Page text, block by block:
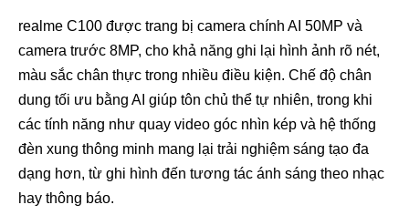
realme C100 được trang bị camera chính AI 50MP và
camera trước 8MP, cho khả năng ghi lại hình ảnh rõ nét,
màu sắc chân thực trong nhiều điều kiện. Chế độ chân
dung tối ưu bằng AI giúp tôn chủ thể tự nhiên, trong khi
các tính năng như quay video góc nhìn kép và hệ thống
đèn xung thông minh mang lại trải nghiệm sáng tạo đa
dạng hơn, từ ghi hình đến tương tác ánh sáng theo nhạc
hay thông báo.